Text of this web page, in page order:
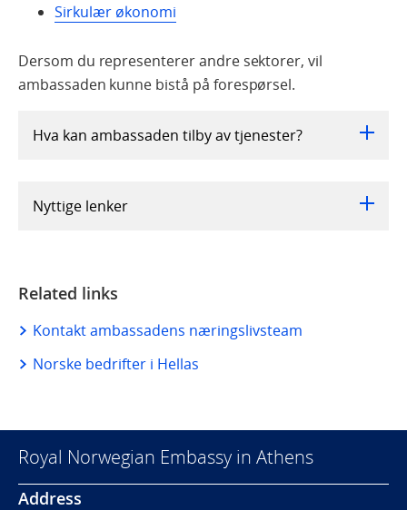
Sirkulær økonomi
Dersom du representerer andre sektorer, vil
ambassaden kunne bistå på forespørsel.
Hva kan ambassaden tilby av tjenester?
Nyttige lenker
Related links
Kontakt ambassadens næringslivsteam
Norske bedrifter i Hellas
Royal Norwegian Embassy in Athens
Address